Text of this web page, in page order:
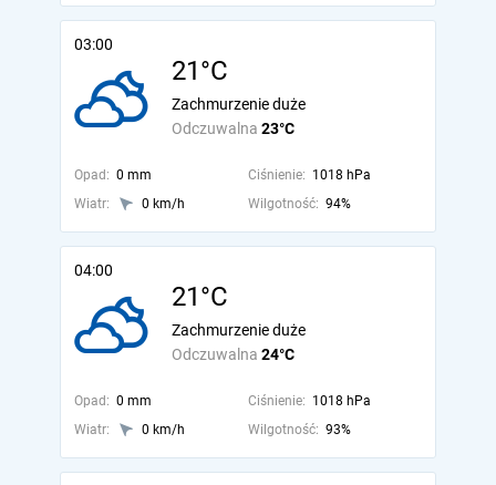
03:00
21°C
Odczuwalna 23°C
Zachmurzenie duże
Opad: 0 mm Ciśnienie: 1018 hPa
Wiatr:
0 km/h Wilgotność: 94%
04:00
21°C
Odczuwalna 24°C
Zachmurzenie duże
Opad: 0 mm Ciśnienie: 1018 hPa
Wiatr:
0 km/h Wilgotność: 93%